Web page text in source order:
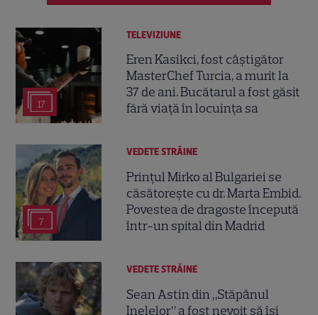
17
TELEVIZIUNE
Eren Kasikci, fost câștigător
MasterChef Turcia, a murit la
37 de ani. Bucătarul a fost găsit
fără viață în locuința sa
7
VEDETE STRĂINE
Prințul Mirko al Bulgariei se
căsătorește cu dr. Marta Embid.
Povestea de dragoste începută
într-un spital din Madrid
VEDETE STRĂINE
Sean Astin din „Stăpânul
Inelelor” a fost nevoit să își